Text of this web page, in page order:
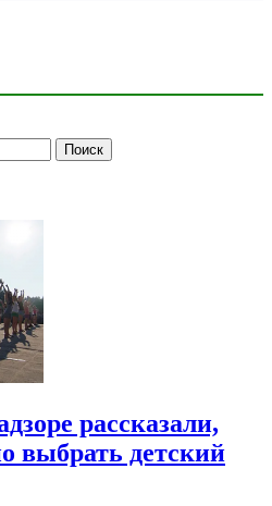
рассказали,
выбрать детский